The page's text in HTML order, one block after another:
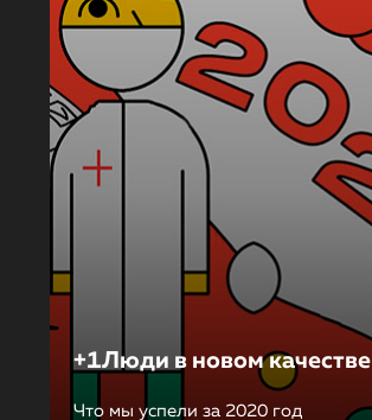
+1Люди в новом качестве
Что мы успели за 2020 год